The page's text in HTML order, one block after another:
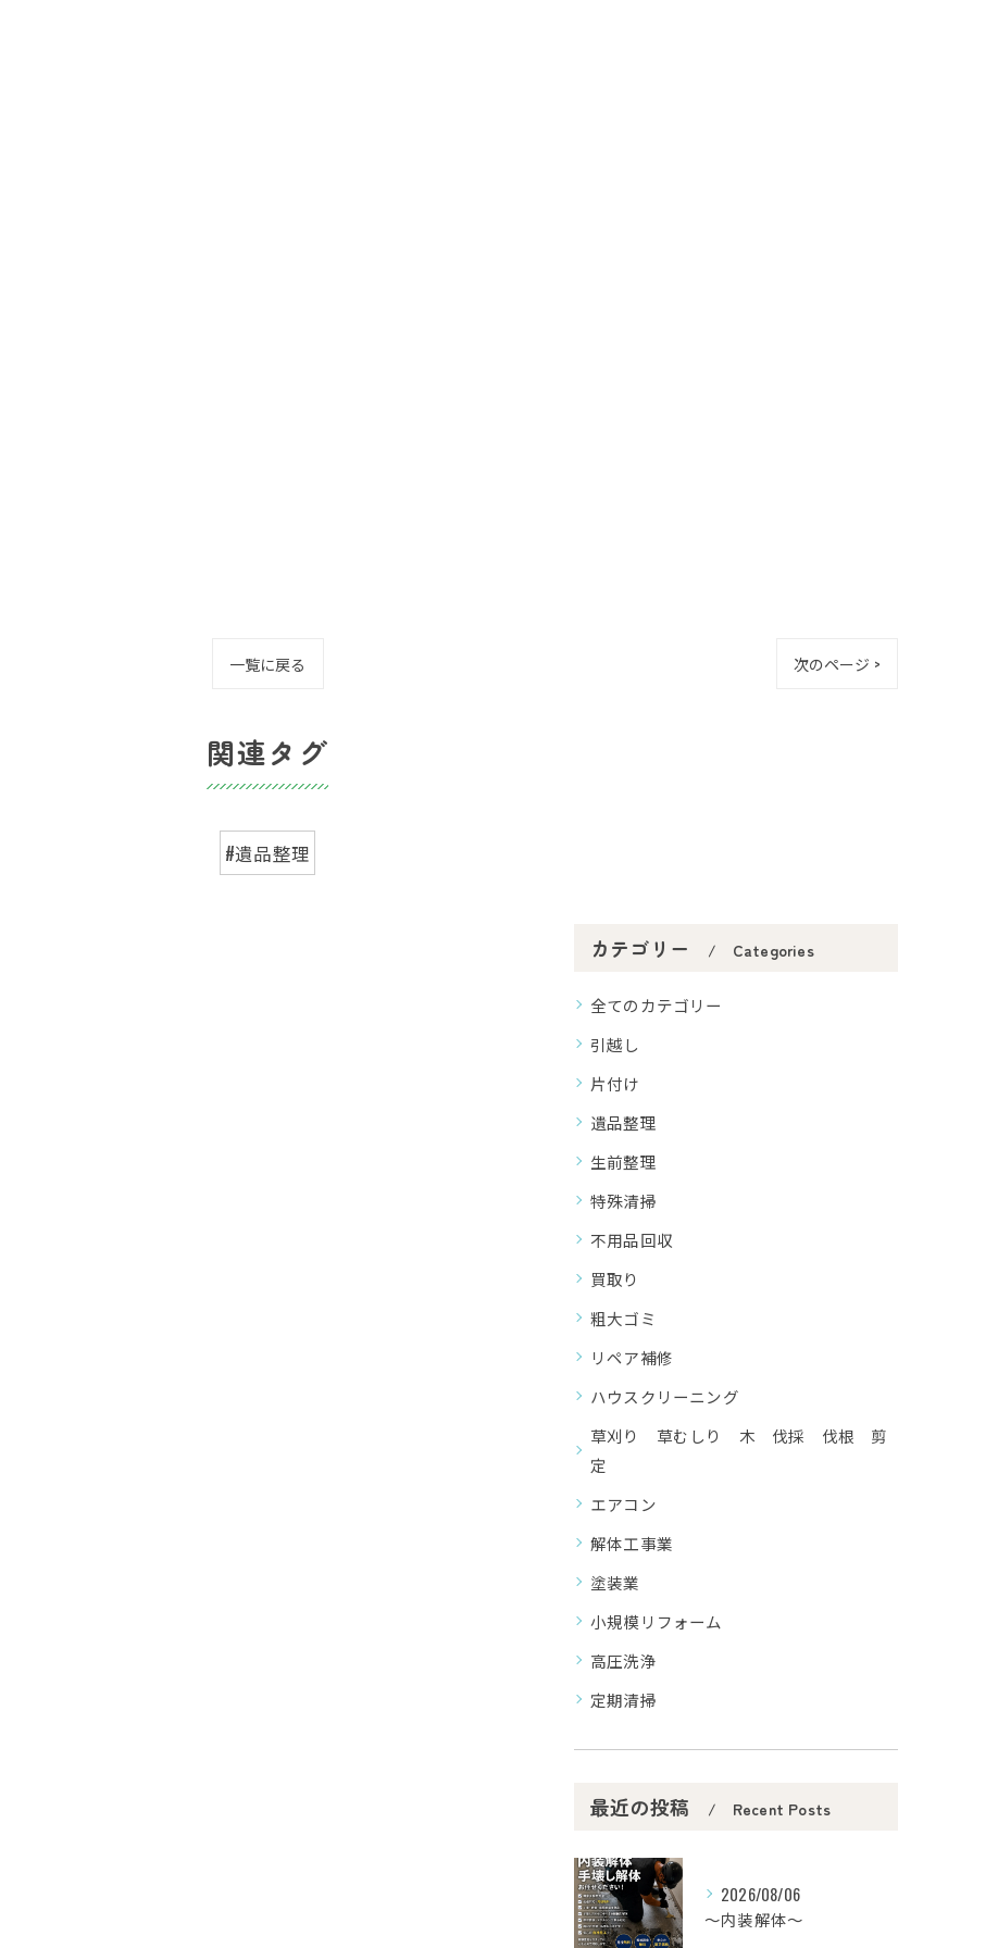
一覧に戻る 次のページ >
関連タグ
#遺品整理
カテゴリー Categories
全てのカテゴリー
引越し
片付け
遺品整理
生前整理
特殊清掃
不用品回収
買取り
粗大ゴミ
リペア補修
ハウスクリーニング
草刈り 草むしり 木 伐採 伐根 剪
定
エアコン
解体工事業
塗装業
小規模リフォーム
高圧洗浄
定期清掃
最近の投稿 Recent Posts
2026/08/06
〜内装解体〜